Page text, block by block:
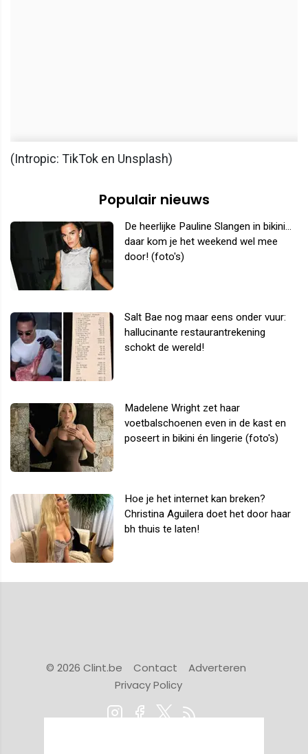
(Intropic: TikTok en Unsplash)
Populair nieuws
De heerlijke Pauline Slangen in bikini...
daar kom je het weekend wel mee
door! (foto's)
Salt Bae nog maar eens onder vuur:
hallucinante restaurantrekening
schokt de wereld!
Madelene Wright zet haar
voetbalschoenen even in de kast en
poseert in bikini én lingerie (foto's)
Hoe je het internet kan breken?
Christina Aguilera doet het door haar
bh thuis te laten!
© 2026 Clint.be Contact
Adverteren
Privacy Policy